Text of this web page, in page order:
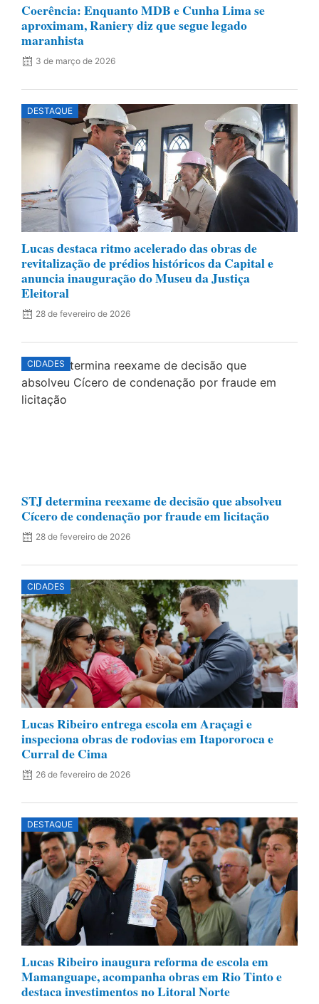
Coerência: Enquanto MDB e Cunha Lima se
aproximam, Raniery diz que segue legado
maranhista
3 de março de 2026
DESTAQUE
Lucas destaca ritmo acelerado das obras de
revitalização de prédios históricos da Capital e
anuncia inauguração do Museu da Justiça
Eleitoral
28 de fevereiro de 2026
CIDADES
STJ determina reexame de decisão que absolveu
Cícero de condenação por fraude em licitação
28 de fevereiro de 2026
CIDADES
Lucas Ribeiro entrega escola em Araçagi e
inspeciona obras de rodovias em Itapororoca e
Curral de Cima
26 de fevereiro de 2026
DESTAQUE
Lucas Ribeiro inaugura reforma de escola em
Mamanguape, acompanha obras em Rio Tinto e
destaca investimentos no Litoral Norte